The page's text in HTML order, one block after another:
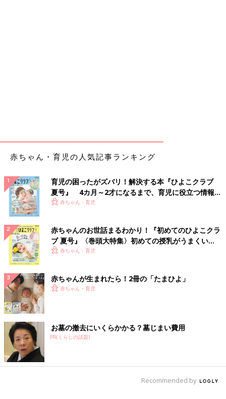
赤ちゃん・育児の人気記事ランキング
育児の困ったがズバリ！解決する本『ひよこクラブ
夏号』 4カ月～2才になるまで、育児に役立つ情報が
いっぱい！
赤ちゃん・育児
赤ちゃんのお世話まるわかり！『初めてのひよこクラ
ブ 夏号』〈巻頭大特集〉初めての授乳がうまくい
く！ おっぱい・ミルクの基本と夏のトラブル 解決テ
赤ちゃん・育児
赤ちゃんが生まれたら！2冊の「たまひよ」
赤ちゃん・育児
お墓の撤去にいくらかかる？墓じまい費用
PR(くらしの話題)
Recommended by